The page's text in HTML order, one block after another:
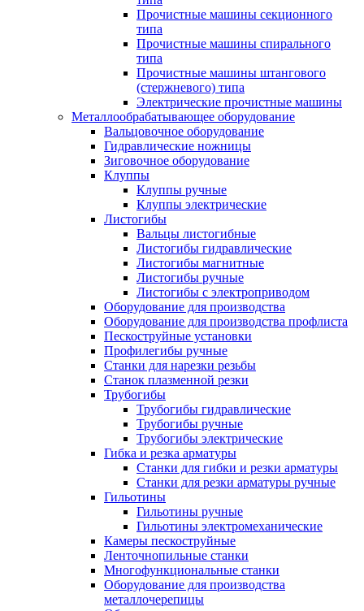
Прочистные машины секционного
типа
Прочистные машины спирального
типа
Прочистные машины штангового
(стержневого) типа
Электрические прочистные машины
Металлообрабатывающее оборудование
Вальцовочное оборудование
Гидравлические ножницы
Зиговочное оборудование
Клуппы
Клуппы ручные
Клуппы электрические
Листогибы
Вальцы листогибные
Листогибы гидравлические
Листогибы магнитные
Листогибы ручные
Листогибы с электроприводом
Оборудование для производства
Оборудование для производства профлиста
Пескоструйные установки
Профилегибы ручные
Станки для нарезки резьбы
Станок плазменной резки
Трубогибы
Трубогибы гидравлические
Трубогибы ручные
Трубогибы электрические
Гибка и резка арматуры
Станки для гибки и резки арматуры
Станки для резки арматуры ручные
Гильотины
Гильотины ручные
Гильотины электромеханические
Камеры пескоструйные
Ленточнопильные станки
Многофункциональные станки
Оборудование для производства
металлочерепицы